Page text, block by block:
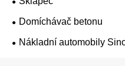
Domíchávač betonu
Nákladní automobily